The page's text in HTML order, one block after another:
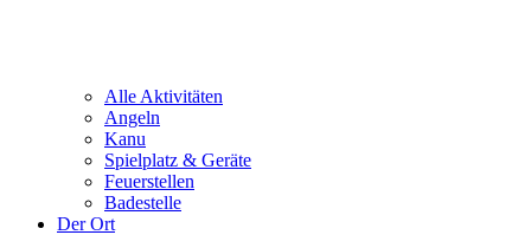
Alle Aktivitäten
Angeln
Kanu
Spielplatz & Geräte
Feuerstellen
Badestelle
Der Ort